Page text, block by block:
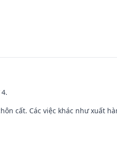
cất. Các việc khác như xuất